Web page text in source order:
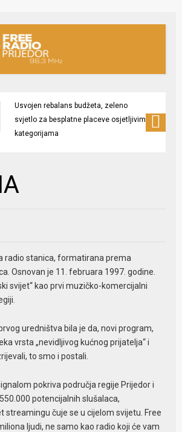
Usvojen rebalans budžeta, zeleno
svjetlo za besplatne placeve osjetljivim
kategorijama
radio stanica, formatirana prema
Osnovan je 11. februara 1997. godine.
svijet“ kao prvi muzičko-komercijalni
uredništva bila je da, novi program,
vrsta „nevidljivog kućnog prijatelja“ i
to smo i postali.
pokriva područja regije Prijedor i
potencijalnih slušalaca,
streamingu čuje se u cijelom svijetu. Free
ljudi, ne samo kao radio koji će vam